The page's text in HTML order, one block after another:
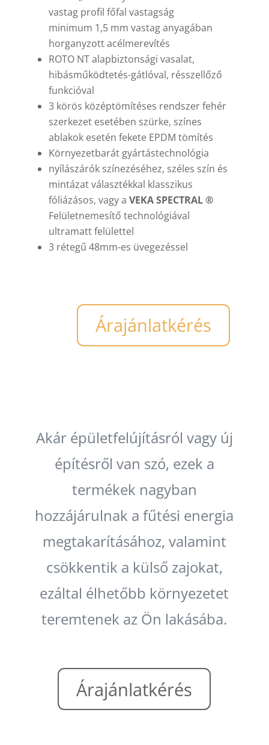
vastag profil főfal vastagság
minimum 1,5 mm vastag anyagában
horganyzott acélmerevítés
ROTO NT alapbiztonsági vasalat,
hibásműködtetés-gátlóval, résszellőző
funkcióval
3 körös középtömítéses rendszer fehér
szerkezet esetében szürke, színes
ablakok esetén fekete EPDM tömítés
Környezetbarát gyártástechnológia
nyílászárók színezéséhez, széles szín és
mintázat választékkal klasszikus
fóliázásos, vagy a VEKA SPECTRAL ®
Felületnemesítő technológiával
ultramatt felülettel
3 rétegű 48mm-es üvegezéssel
Árajánlatkérés
Akár épületfelújításról vagy új
építésről van szó, ezek a
termékek nagyban
hozzájárulnak a fűtési energia
megtakarításához, valamint
csökkentik a külső zajokat,
ezáltal élhetőbb környezetet
teremtenek az Ön lakásába.
Árajánlatkérés